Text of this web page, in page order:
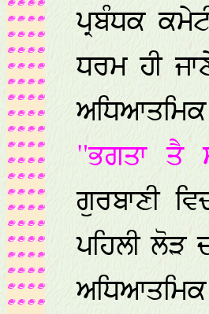
ਪ੍ਰਬੰਧਕ
ਧਰਮ ਹੀ
"ਭਗਤਾ
ਗੁਰਬਾਣੀ
ਪਹਿਲੀ ਲੋੜ